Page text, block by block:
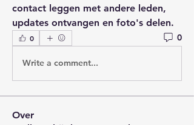
contact leggen met andere leden,
updates ontvangen en foto's delen.
0 0
Write a comment...
Over